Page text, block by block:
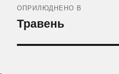
записів
ОПРИЛЮДНЕНО В
Травень